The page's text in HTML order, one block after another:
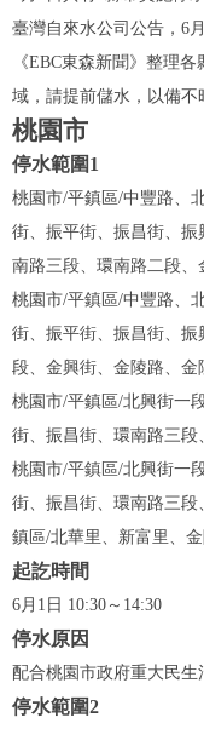
臺灣自來水公司公告，6
《EBC東森新聞》整理
域，請提前儲水，以備不
桃園市
停水範圍1
桃園市/平鎮區/中豐路、
街、振平街、振昌街、
南路三段、環南路二段、
桃園市/平鎮區/中豐路、
街、振平街、振昌街、
段、金興街、金陵路、金
桃園市/平鎮區/北興街一
街、振昌街、環南路三段
桃園市/平鎮區/北興街一
街、振昌街、環南路三
鎮區/北華里、新富里、金
起訖時間
6月1日 10:30～14:30
停水原因
配合桃園市政府重大民生
停水範圍2